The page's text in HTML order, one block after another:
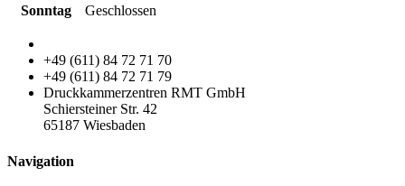
Sonntag
Geschlossen
+49 (611) 84 72 71 70
+49 (611) 84 72 71 79
Druckkammerzentren RMT GmbH
Schiersteiner Str. 42
65187 Wiesbaden
Navigation